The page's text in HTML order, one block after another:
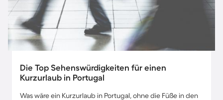
Die Top Sehenswürdigkeiten für einen
Kurzurlaub in Portugal
Was wäre ein Kurzurlaub in Portugal, ohne die Füße in den